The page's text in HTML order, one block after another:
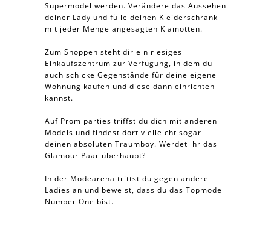
Supermodel werden. Verändere das Aussehen
deiner Lady und fülle deinen Kleiderschrank
mit jeder Menge angesagten Klamotten.
Zum Shoppen steht dir ein riesiges
Einkaufszentrum zur Verfügung, in dem du
auch schicke Gegenstände für deine eigene
Wohnung kaufen und diese dann einrichten
kannst.
Auf Promiparties triffst du dich mit anderen
Models und findest dort vielleicht sogar
deinen absoluten Traumboy. Werdet ihr das
Glamour Paar überhaupt?
In der Modearena trittst du gegen andere
Ladies an und beweist, dass du das Topmodel
Number One bist.